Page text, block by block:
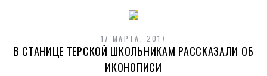
17 МАРТА, 2017
В СТАНИЦЕ ТЕРСКОЙ ШКОЛЬНИКАМ РАССКАЗАЛИ ОБ
ИКОНОПИСИ